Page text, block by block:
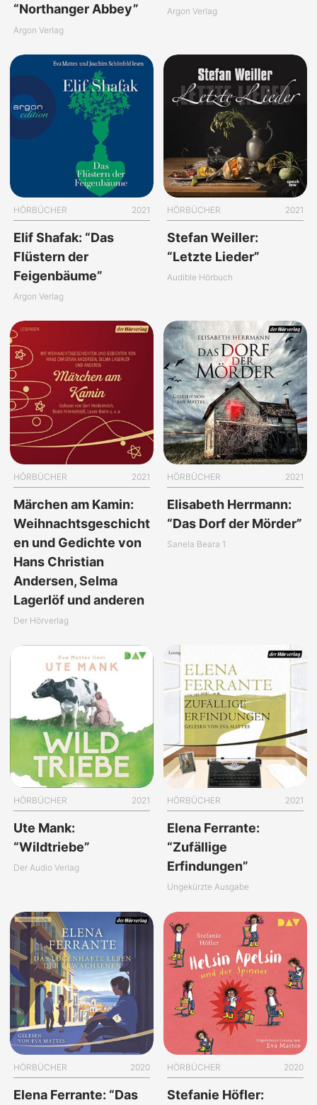
“Northanger Abbey”
Argon Verlag
Argon Verlag
HÖRBÜCHER 2021
Elif Shafak: “Das
Flüstern der
Feigenbäume”
Argon Verlag
HÖRBÜCHER 2021
Stefan Weiller:
“Letzte Lieder”
Audible Hörbuch
HÖRBÜCHER 2021
Märchen am Kamin:
Weihnachtsgeschicht
en und Gedichte von
Hans Christian
Andersen, Selma
Lagerlöf und anderen
Der Hörverlag
HÖRBÜCHER 2021
Elisabeth Herrmann:
“Das Dorf der Mörder”
Sanela Beara 1
HÖRBÜCHER 2021
Ute Mank:
“Wildtriebe”
Der Audio Verlag
HÖRBÜCHER 2021
Elena Ferrante:
“Zufällige
Erfindungen”
Ungekürzte Ausgabe
HÖRBÜCHER 2020
Elena Ferrante: “Das
HÖRBÜCHER 2020
Stefanie Höfler: